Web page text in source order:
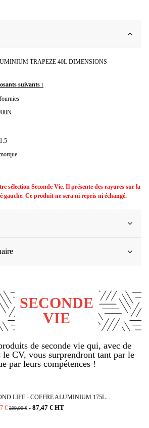
TRAPEZE 40L DIMENSIONS
suivants :
80N
sélection Seconde Vie. Il présente des rayures sur la
gauche. Ce produit ne sera ni repris ni échangé.
SECONDE
VIE
de seconde vie qui, avec de
le CV, vous surprendront tant par le
par leurs compétences !
LIFE - COFFRE ALUMINIUM 175L...
€ 299,90 € - 87,47 € HT